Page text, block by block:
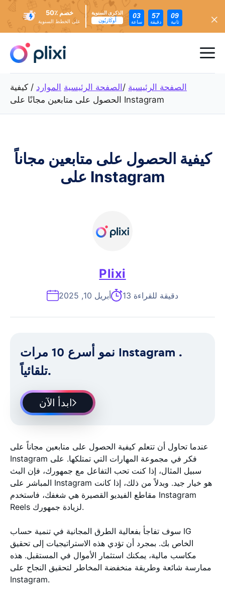
إلى
المحتوى
خصم ٪50
على الخطط السنوية
الذكرى السنوية
أُوكَازيُون
03
ساعة
57
دقيقة
07
ثانية
الصفحة الرئيسية / الصفحة الرئيسية الموارد / كيفية
الحصول على متابعين مجانًا على Instagram
كيفية الحصول على متابعين مجاناً
على Instagram
Plixi
أبريل 10, 2025 13 دقيقة للقراءة
نمو أسرع 10 مرات Instagram .
تلقائياً.
ابدأ الآن
عندما تحاول أن تتعلم كيفية الحصول على متابعين مجاناً على
Instagram فكر في مجموعة المهارات التي تمتلكها. على
سبيل المثال، إذا كنت تحب التفاعل مع جمهورك، فإن البث
المباشر على Instagram هو خيار جيد. وبدلاً من ذلك، إذا كانت
مقاطع الفيديو القصيرة هي شغفك، فاستخدم Instagram
Reels لزيادة جمهورك.
سوف تفاجأ بفعالية الطرق المجانية في تنمية حساب IG
الخاص بك. بمجرد أن تؤدي هذه الاستراتيجيات إلى تحقيق
مكاسب مالية، يمكنك استثمار الأموال في المستقبل. هذه
ممارسة شائعة وطريقة منخفضة المخاطر لتحقيق النجاح على
Instagram.